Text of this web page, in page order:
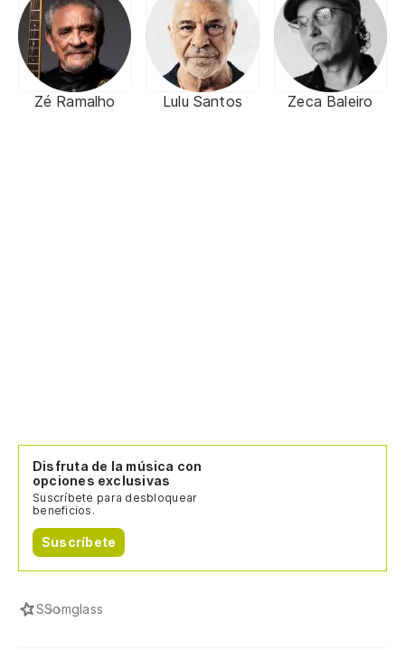
Zé Ramalho Lulu Santos Zeca Baleiro
Disfruta de la música con
opciones exclusivas
Suscríbete para desbloquear
beneficios.
Suscríbete
SSomglass